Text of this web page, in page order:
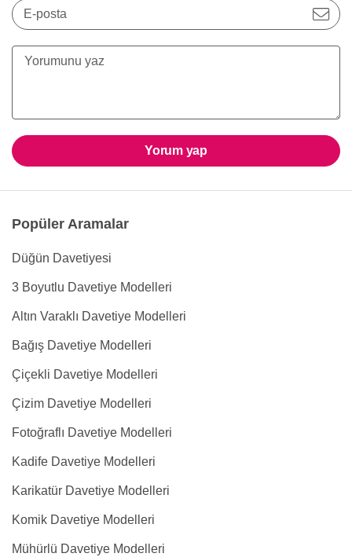
E-posta
Yorum yap
Popüler Aramalar
Düğün Davetiyesi
3 Boyutlu Davetiye Modelleri
Altın Varaklı Davetiye Modelleri
Bağış Davetiye Modelleri
Çiçekli Davetiye Modelleri
Çizim Davetiye Modelleri
Fotoğraflı Davetiye Modelleri
Kadife Davetiye Modelleri
Karikatür Davetiye Modelleri
Komik Davetiye Modelleri
Mühürlü Davetiye Modelleri